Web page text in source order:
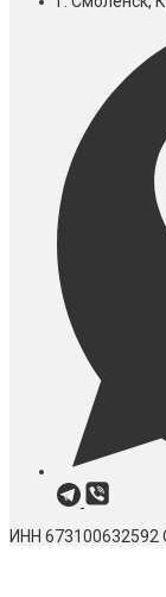
ИНН 673100632592